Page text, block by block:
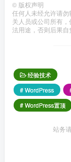
© 版权声明
任何人未经允许请
关人员或公司所有
法用途，否则后果自
经验技术
# WordPress
# WordPress置顶
站务